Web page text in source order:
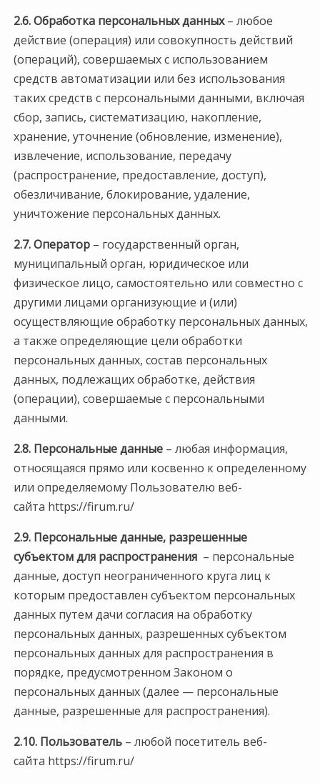
2.6. Обработка персональных данных– любое
действие (операция) или совокупность действий
(операций), совершаемых с использованием
средств автоматизации или без использования
таких средств с персональными данными, включая
сбор, запись, систематизацию, накопление,
хранение, уточнение (обновление, изменение),
извлечение, использование, передачу
(распространение, предоставление, доступ),
обезличивание, блокирование, удаление,
уничтожение персональных данных.
2.7. Оператор – государственный орган,
муниципальный орган, юридическое или
физическое лицо, самостоятельно или совместно с
другими лицами организующие и (или)
осуществляющие обработку персональных данных,
а также определяющие цели обработки
персональных данных, состав персональных
данных, подлежащих обработке, действия
(операции), совершаемые с персональными
данными.
2.8. Персональные данные – любая информация,
относящаяся прямо или косвенно к определенному
или определяемому Пользователю веб-
сайта https://firum.ru/
2.9. Персональные данные, разрешенные
субъектом для распространения – персональные
данные, доступ неограниченного круга лиц к
которым предоставлен субъектом персональных
данных путем дачи согласия на обработку
персональных данных, разрешенных субъектом
персональных данных для распространения в
порядке, предусмотренном Законом о
персональных данных (далее — персональные
данные, разрешенные для распространения).
2.10. Пользователь – любой посетитель веб-
сайта https://firum.ru/